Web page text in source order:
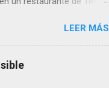
lo mejor en el IMSS?,
o algo?, yo creo que
así de que, 'por
por los vínculos y las
LEER MÁS